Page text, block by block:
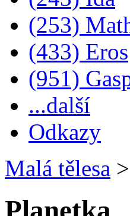
(253)
(433) Eros
(951)
...další
Odkazy
Malá tělesa >